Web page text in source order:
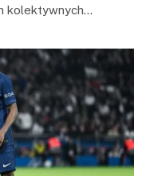
kolektywnych…